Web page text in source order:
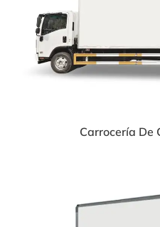
Carrocería De